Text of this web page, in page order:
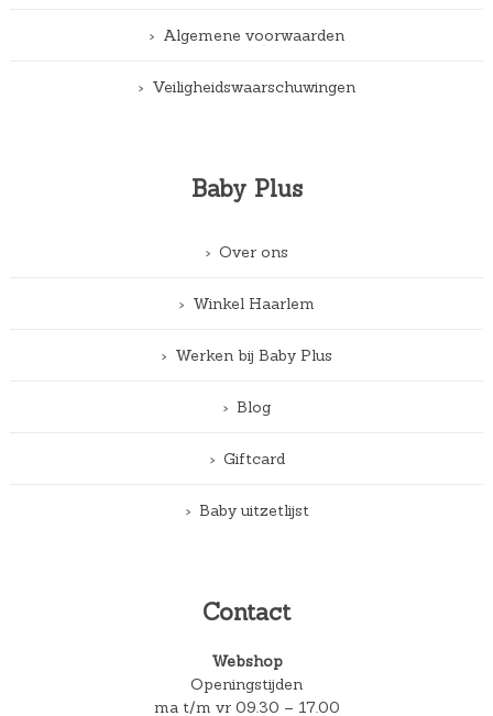
Algemene voorwaarden
Veiligheidswaarschuwingen
Baby Plus
Over ons
Winkel Haarlem
Werken bij Baby Plus
Blog
Giftcard
Baby uitzetlijst
Contact
Webshop
Openingstijden
ma t/m vr 09.30 – 17.00